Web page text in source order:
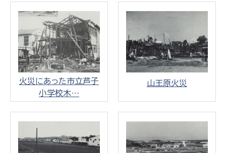
火災にあった市立芦子
小学校木…
山王原火災